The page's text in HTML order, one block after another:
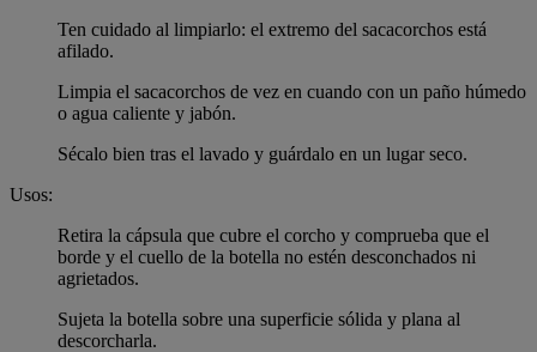
Ten cuidado al limpiarlo: el extremo del sacacorchos está
afilado.
Limpia el sacacorchos de vez en cuando con un paño húmedo
o agua caliente y jabón.
Sécalo bien tras el lavado y guárdalo en un lugar seco.
Usos:
Retira la cápsula que cubre el corcho y comprueba que el
borde y el cuello de la botella no estén desconchados ni
agrietados.
Sujeta la botella sobre una superficie sólida y plana al
descorcharla.